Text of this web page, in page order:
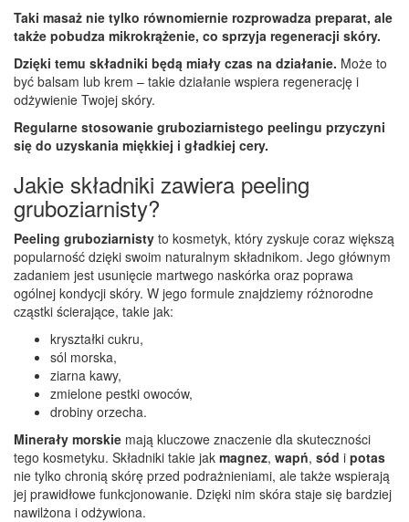
Taki masaż nie tylko równomiernie rozprowadza preparat, ale
także pobudza mikrokrążenie, co sprzyja regeneracji skóry.
Dzięki temu składniki będą miały czas na działanie. Może to
być balsam lub krem – takie działanie wspiera regenerację i
odżywienie Twojej skóry.
Regularne stosowanie gruboziarnistego peelingu przyczyni
się do uzyskania miękkiej i gładkiej cery.
Jakie składniki zawiera peeling
gruboziarnisty?
Peeling gruboziarnisty to kosmetyk, który zyskuje coraz większą
popularność dzięki swoim naturalnym składnikom. Jego głównym
zadaniem jest usunięcie martwego naskórka oraz poprawa
ogólnej kondycji skóry. W jego formule znajdziemy różnorodne
cząstki ścierające, takie jak:
kryształki cukru,
sól morska,
ziarna kawy,
zmielone pestki owoców,
drobiny orzecha.
Minerały morskie mają kluczowe znaczenie dla skuteczności
tego kosmetyku. Składniki takie jak magnez, wapń, sód i potas
nie tylko chronią skórę przed podrażnieniami, ale także wspierają
jej prawidłowe funkcjonowanie. Dzięki nim skóra staje się bardziej
nawilżona i odżywiona.